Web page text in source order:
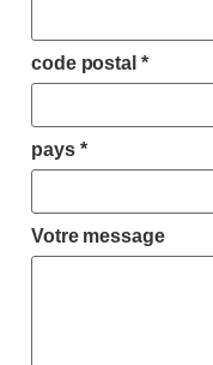
code postal *
pays *
Votre message